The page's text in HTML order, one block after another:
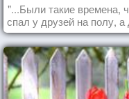
"...Были такие времена,
спал у друзей на полу,